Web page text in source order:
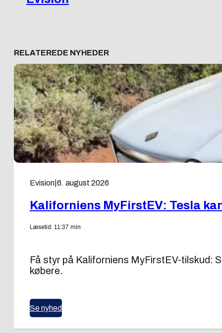
RELATEREDE NYHEDER
Evision 6. august 2026
Kaliforniens MyFirstEV: Tesla
Læsetid: 11:37 min
Få styr på Kaliforniens MyFirstEV-tilskud:
købere.
Se nyhed